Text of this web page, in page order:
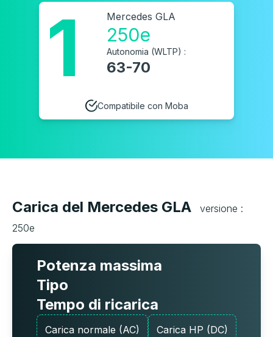
1 Mercedes GLA
250e
Autonomia (WLTP) :
63-70
Compatibile con Moba
Carica del Mercedes GLA
versione :
250e
Potenza massima
Tipo
Tempo di ricarica
Carica normale (AC) Carica HP (DC)